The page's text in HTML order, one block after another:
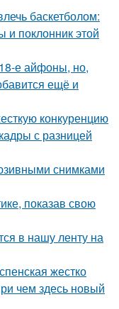
баскетболом:
и поклонник этой
е айфоны, но,
ещё и
конкуренцию
с разницей
снимками
показав свою
в нашу ленту на
жестко
чем здесь новый